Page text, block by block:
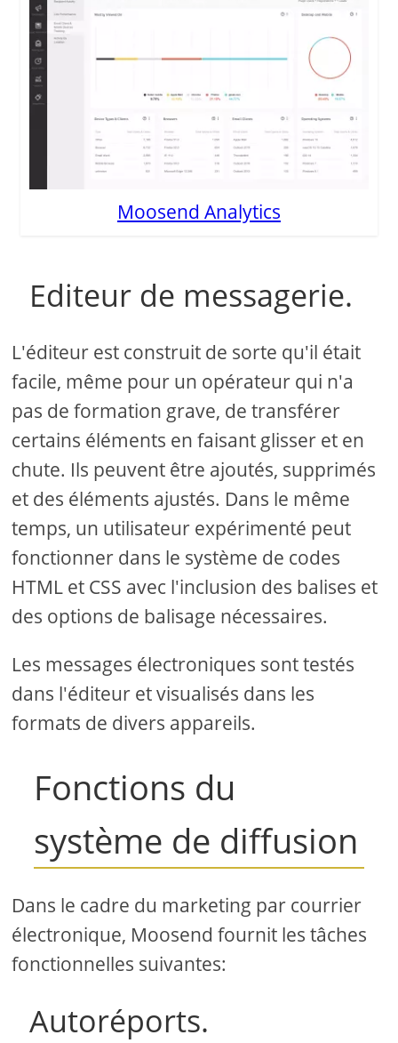
Moosend Analytics
Editeur de messagerie.
L'éditeur est construit de sorte qu'il était
facile, même pour un opérateur qui n'a
pas de formation grave, de transférer
certains éléments en faisant glisser et en
chute. Ils peuvent être ajoutés, supprimés
et des éléments ajustés. Dans le même
temps, un utilisateur expérimenté peut
fonctionner dans le système de codes
HTML et CSS avec l'inclusion des balises et
des options de balisage nécessaires.
Les messages électroniques sont testés
dans l'éditeur et visualisés dans les
formats de divers appareils.
Fonctions du
système de diffusion
Dans le cadre du marketing par courrier
électronique, Moosend fournit les tâches
fonctionnelles suivantes:
Autoréports.